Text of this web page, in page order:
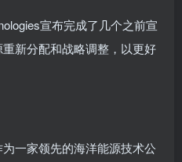
宣布完成了几个之前宣
新分配和战略调整，以更好
一家领先的海洋能源技术公